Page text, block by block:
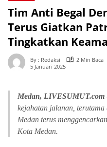
Tim Anti Begal
Terus Giatkan
Tingkatkan
By : Redaksi
2 Min Baca
5 Januari 2025
Medan, LIVESUMUT.com
kejahatan jalanan,
Medan terus
Kota Medan.